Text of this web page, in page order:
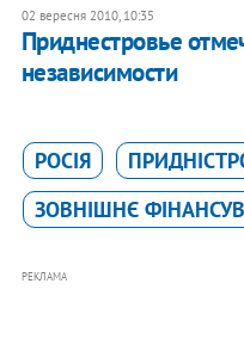
02 вересня 2010, 10:35
Приднестровье
независимости
РОСІЯ
ЗОВНІШНЄ
РЕКЛАМА